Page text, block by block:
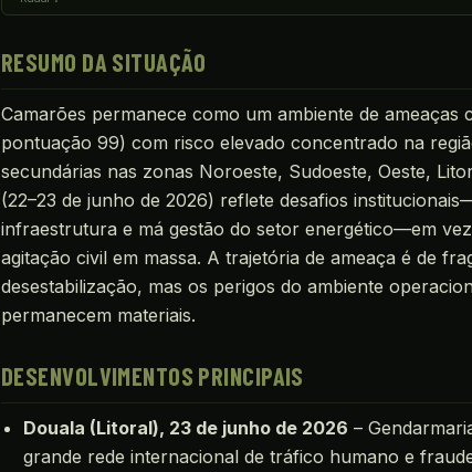
RESUMO DA SITUAÇÃO
Camarões permanece como um ambiente de ameaças
pontuação 99) com risco elevado concentrado na
secundárias nas zonas Noroeste, Sudoeste, Oeste,
(22–23 de junho de 2026) reflete desafios
infraestrutura e má gestão do setor energético—em
agitação civil em massa. A trajetória de ameaça é de
desestabilização, mas os perigos do ambiente
permanecem materiais.
DESENVOLVIMENTOS PRINCIPAIS
Douala (Litoral), 23 de junho de 2026 –
grande rede internacional de tráfico humano e